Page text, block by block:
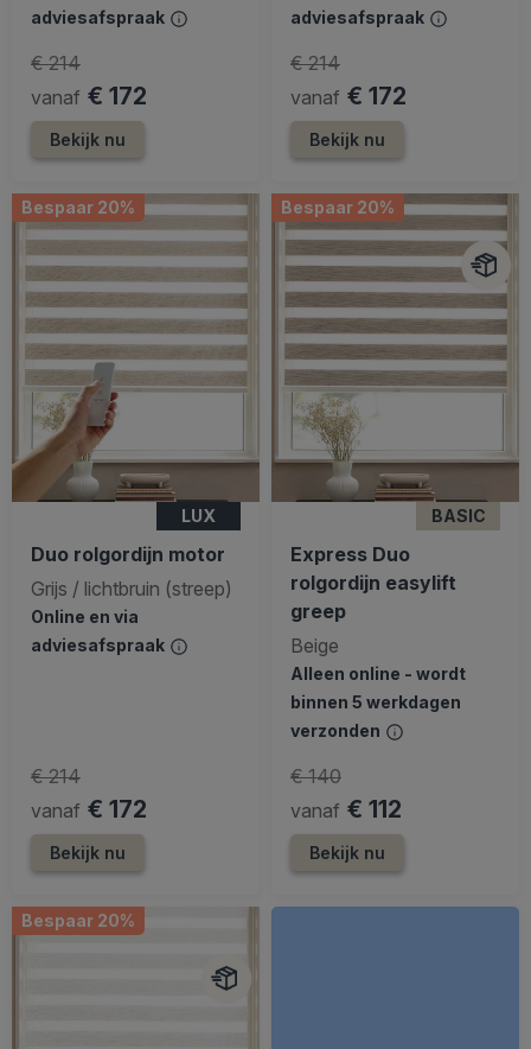
adviesafspraak
vanaf € 172
€ 214
Bekijk nu
adviesafspraak
vanaf € 172
€ 214
Bekijk nu
Bespaar 20%
LUX
Duo rolgordijn motor
Grijs / lichtbruin (streep)
Online en via
adviesafspraak
vanaf € 172
€ 214
Bekijk nu
Bespaar 20%
BASIC
Express Duo
rolgordijn easylift
greep
Beige
Alleen online - wordt
binnen 5 werkdagen
verzonden
vanaf € 112
€ 140
Bekijk nu
Bespaar 20%